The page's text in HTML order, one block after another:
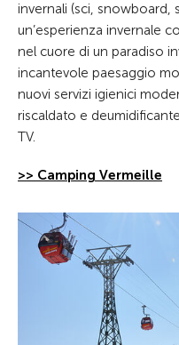
invernali (sci,
un’esperienza invernale
nel cuore di un paradiso
incantevole paesaggio
nuovi servizi igienici
riscaldato e
TV.
>> Camping Vermeille